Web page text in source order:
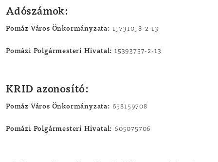
Adószámok:
Pomáz Város Önkormányzata: 15731058-2-13
Pomázi Polgármesteri Hivatal: 15393757-2-13
KRID azonosító:
Pomáz Város Önkormányzata: 658159708
Pomázi Polgármesteri Hivatal: 605075706